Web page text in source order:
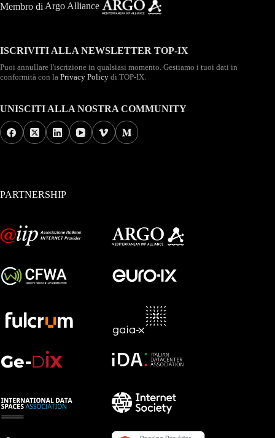
Membro di Argo Alliance
ISCRIVITI ALLA NEWSLETTER TOP-IX
Puoi annullare l'iscrizione in qualsiasi momento. Gestiamo i tuoi dati in
conformità con la Privacy Policy di TOP-IX.
UNISCITI ALLA NOSTRA COMMUNITY
PARTNERSHIP